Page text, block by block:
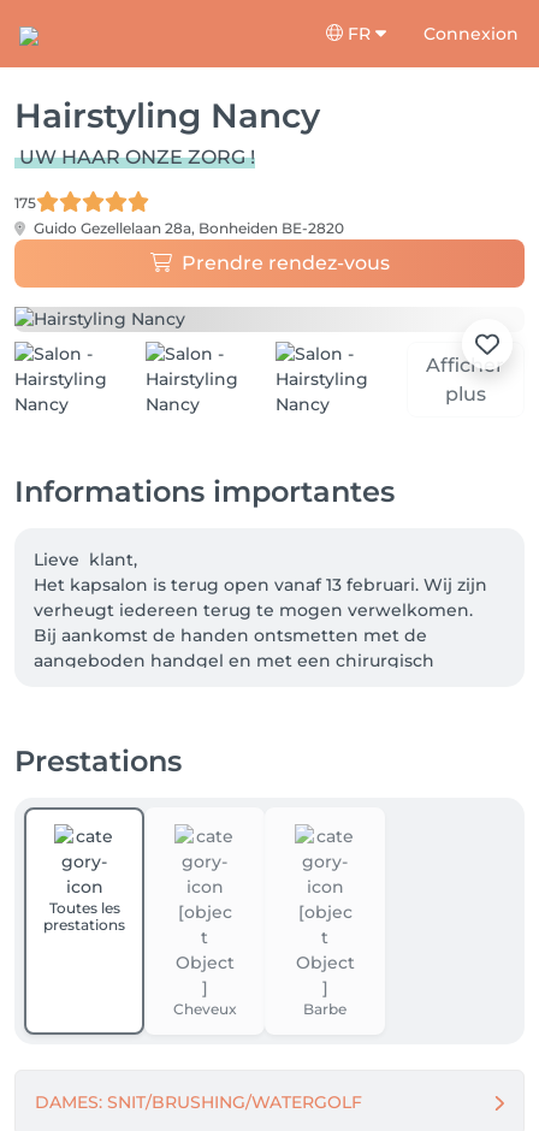
FR Connexion
Hairstyling Nancy
UW HAAR ONZE ZORG !
175
Guido Gezellelaan 28a, Bonheiden BE-2820
Prendre rendez-vous
Afficher
plus
Informations importantes
Lieve  klant,
Het kapsalon is terug open vanaf 13 februari. Wij zijn
verheugt iedereen terug te mogen verwelkomen.
Bij aankomst de handen ontsmetten met de
aangeboden handgel en met een chirurgisch
in je auto.Wij komen elke klant persoonlijk halen aan
Vele lieve groetjes,
Nancy Kelly Katrien Michelle
Prestations
Toutes les
prestations
Cheveux Barbe
DAMES: SNIT/BRUSHING/WATERGOLF